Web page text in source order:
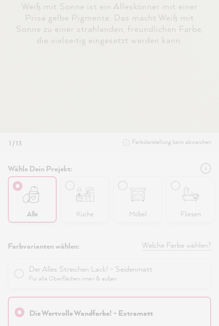
Weiß mit Sonne ist ein Alleskönner mit einer
Prise gelbe Pigmente. Das macht Weiß mit
Sonne zu einer strahlenden, freundlichen Farbe,
die vielseitig eingesetzt werden kann.
1 / 13 Farbdarstellung kann abweichen
Wähle Dein Projekt:
Alle Küche Möbel Fliesen
Farbvarianten wählen: Welche Farbe wählen?
Der Alles Streichen Lack! - Seidenmatt
Für alle Oberflächen innen & außen
Die Wertvolle Wandfarbe! - Extramatt